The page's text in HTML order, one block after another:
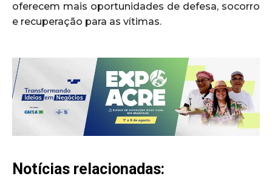
oferecem mais oportunidades de defesa, socorro
e recuperação para as vítimas.
Notícias relacionadas: